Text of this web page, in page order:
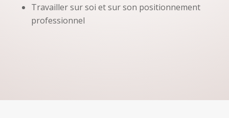
Travailler sur soi et sur son positionnement
professionnel